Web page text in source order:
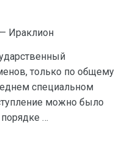
Ираклион
только по общему
специальном
можно было
…